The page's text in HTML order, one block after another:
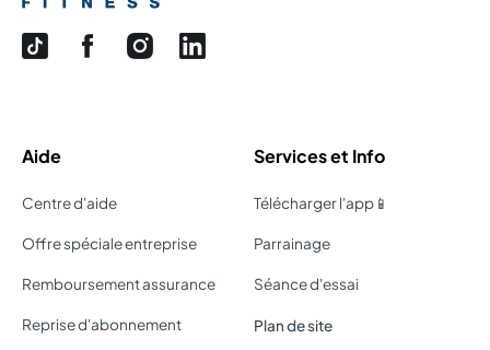
Aide
Centre d'aide
Offre spéciale entreprise
Remboursement assurance
Reprise d'abonnement
Services et Info
Télécharger l'app📱
Parrainage
Séance d'essai
Plan de site